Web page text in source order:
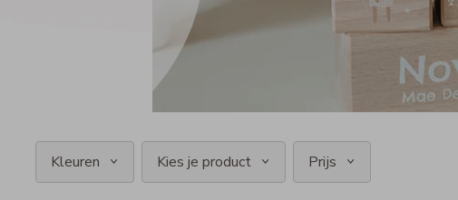
Kleuren Kies je product Prijs